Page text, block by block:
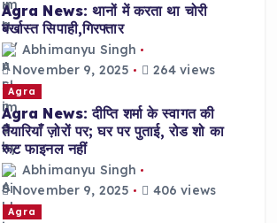
Agra News: थानों में करता था चोरी
बर्खास्त सिपाही,गिरफ्तार
Abhimanyu Singh
November 9, 2025
264 views
Agra
Agra News: दीप्ति शर्मा के स्वागत की
तैयारियाँ ज़ोरों पर; घर पर पुताई, रोड शो का
रूट फाइनल नहीं
Abhimanyu Singh
November 9, 2025
406 views
Agra